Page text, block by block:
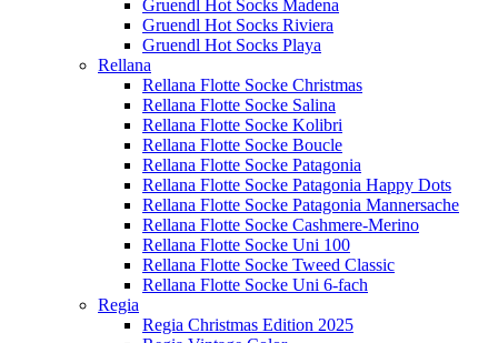
Gruendl Hot Socks Madena
Gruendl Hot Socks Riviera
Gruendl Hot Socks Playa
Rellana
Rellana Flotte Socke Christmas
Rellana Flotte Socke Salina
Rellana Flotte Socke Kolibri
Rellana Flotte Socke Boucle
Rellana Flotte Socke Patagonia
Rellana Flotte Socke Patagonia Happy Dots
Rellana Flotte Socke Patagonia Mannersache
Rellana Flotte Socke Cashmere-Merino
Rellana Flotte Socke Uni 100
Rellana Flotte Socke Tweed Classic
Rellana Flotte Socke Uni 6-fach
Regia
Regia Christmas Edition 2025